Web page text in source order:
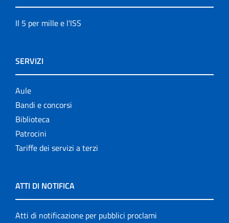
Il 5 per mille e l'ISS
SERVIZI
Aule
Bandi e concorsi
Biblioteca
Patrocini
Tariffe dei servizi a terzi
ATTI DI NOTIFICA
Atti di notificazione per pubblici proclami